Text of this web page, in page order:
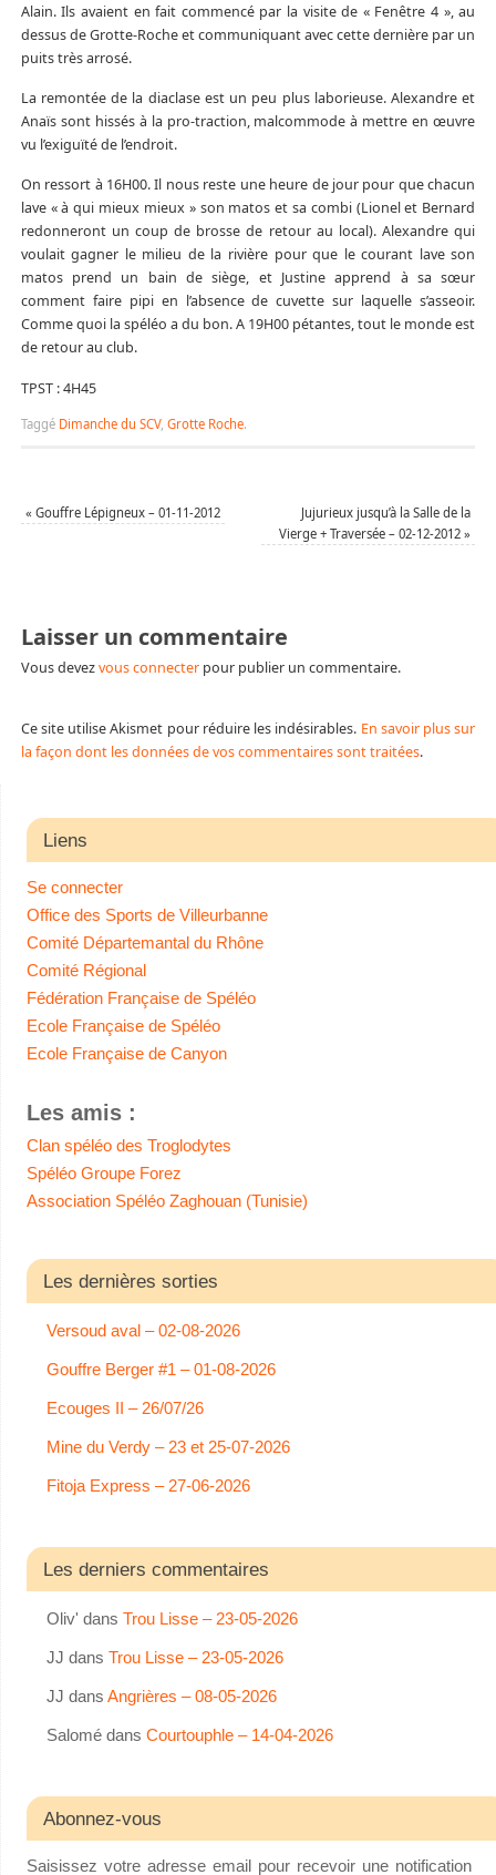
Alain. Ils avaient en fait commencé par la visite de « Fenêtre 4 », au
dessus de Grotte-Roche et communiquant avec cette dernière par un
puits très arrosé.
La remontée de la diaclase est un peu plus laborieuse. Alexandre et
Anaïs sont hissés à la pro-traction, malcommode à mettre en œuvre
vu l’exiguïté de l’endroit.
On ressort à 16H00. Il nous reste une heure de jour pour que chacun
lave « à qui mieux mieux » son matos et sa combi (Lionel et Bernard
redonneront un coup de brosse de retour au local). Alexandre qui
voulait gagner le milieu de la rivière pour que le courant lave son
matos prend un bain de siège, et Justine apprend à sa sœur
comment faire pipi en l’absence de cuvette sur laquelle s’asseoir.
Comme quoi la spéléo a du bon. A 19H00 pétantes, tout le monde est
de retour au club.
TPST : 4H45
Taggé Dimanche du SCV, Grotte Roche.
« Gouffre Lépigneux – 01-11-2012
Jujurieux jusqu’à la Salle de la
Vierge + Traversée – 02-12-2012»
Laisser un commentaire
Vous devezvous connecterpour publier un commentaire.
Ce site utilise Akismet pour réduire les indésirables. En savoir plus sur
la façon dont les données de vos commentaires sont traitées.
Liens
Se connecter
Office des Sports de Villeurbanne
Comité Départemantal du Rhône
Comité Régional
Fédération Française de Spéléo
Ecole Française de Spéléo
Ecole Française de Canyon
Les amis :
Clan spéléo des Troglodytes
Spéléo Groupe Forez
Association Spéléo Zaghouan (Tunisie)
Les dernières sorties
Versoud aval – 02-08-2026
Gouffre Berger #1 – 01-08-2026
Ecouges II – 26/07/26
Mine du Verdy – 23 et 25-07-2026
Fitoja Express – 27-06-2026
Les derniers commentaires
Oliv' dans Trou Lisse – 23-05-2026
JJ dans Trou Lisse – 23-05-2026
JJ dans Angrières – 08-05-2026
Salomédans Courtouphle – 14-04-2026
Abonnez-vous
Saisissez votre adresse email pour recevoir une notification